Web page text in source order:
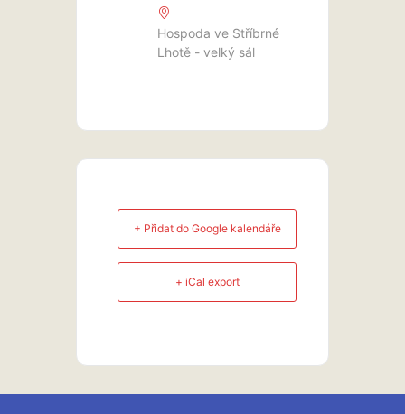
Hospoda ve Stříbrné
Lhotě - velký sál
+ Přidat do Google kalendáře
+ iCal export